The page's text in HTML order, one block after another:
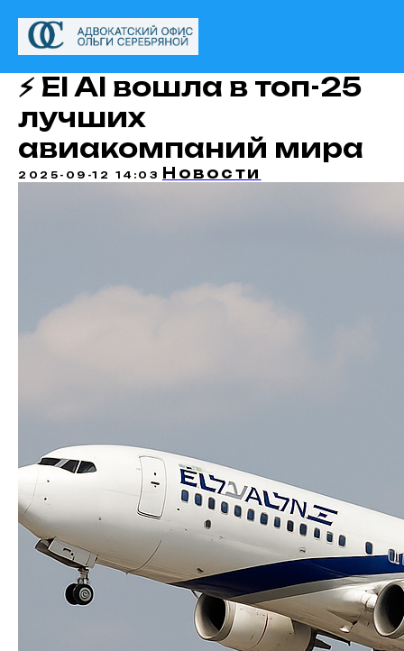
⚡️ El Al вошла в топ-25
лучших
авиакомпаний мира
2025-09-12 14:03 Новости